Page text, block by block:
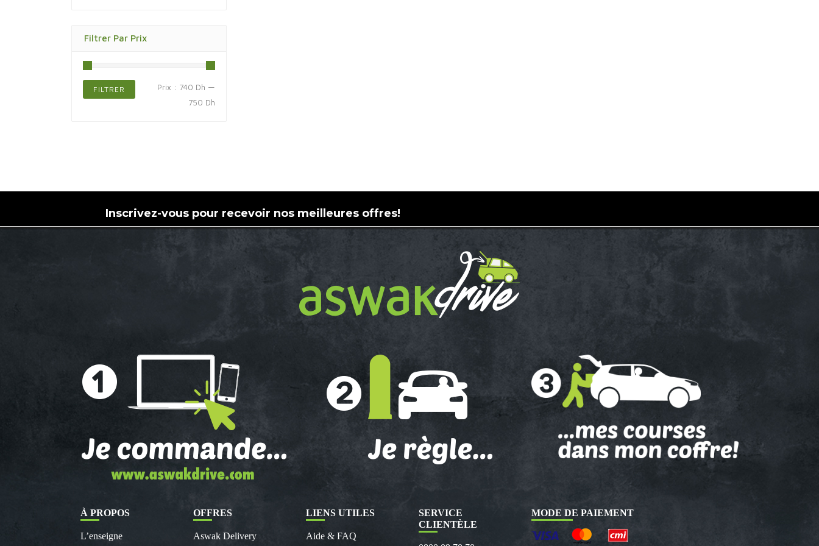
Filtrer Par Prix
FILTRER Prix : 740 Dh —
750 Dh
Inscrivez-vous pour recevoir nos meilleures offres!
À PROPOS
L’enseigne
OFFRES
Aswak Delivery
LIENS UTILES
Aide & FAQ
SERVICE
CLIENTÈLE
MODE DE PAIEMENT